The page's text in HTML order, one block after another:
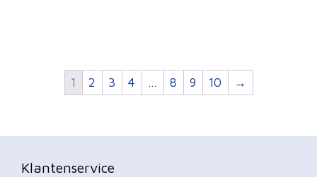
1 2 3 4 … 8 9 10 →
Klantenservice